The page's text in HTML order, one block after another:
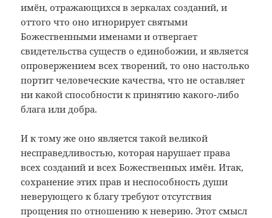
имён, отражающихся в зеркалах созданий, и
оттого что оно игнорирует святыми
Божественными именами и отвергает
свидетельства существ о единобожии, и является
опровержением всех творений, то оно настолько
портит человеческие качества, что не оставляет
ни какой способности к принятию какого-либо
блага или добра.
И к тому же оно является такой великой
несправедливостью, которая нарушает права
всех созданий и всех Божественных имён. Итак,
сохранение этих прав и неспособность души
неверующего к благу требуют отсутствия
прощения по отношению к неверию. Этот смысл